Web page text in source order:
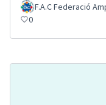
F.A.C Federació
0